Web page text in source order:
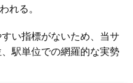
れる。
い指標がないため、当サ
駅単位での網羅的な実勢